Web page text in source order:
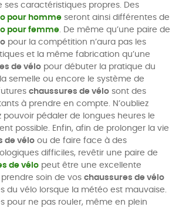
ses caractéristiques propres. Des
pour homme seront ainsi différentes de
pour femme. De même qu’une paire de
pour la compétition n’aura pas les
et la même fabrication qu’une
de vélo pour débuter la pratique du
semelle ou encore le système de
chaussures de vélo sont des
à prendre en compte. N’oubliez
pouvoir pédaler de longues heures le
possible. Enfin, afin de prolonger la vie
de vélo ou de faire face à des
difficiles, revêtir une paire de
de vélo peut être une excellente
soin de vos chaussures de vélo
du vélo lorsque la météo est mauvaise.
pour ne pas rouler, même en plein